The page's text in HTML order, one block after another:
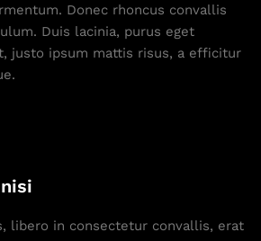
Donec rhoncus convallis
Duis lacinia, purus eget
justo ipsum mattis risus, a efficitur
libero in consectetur convallis, erat